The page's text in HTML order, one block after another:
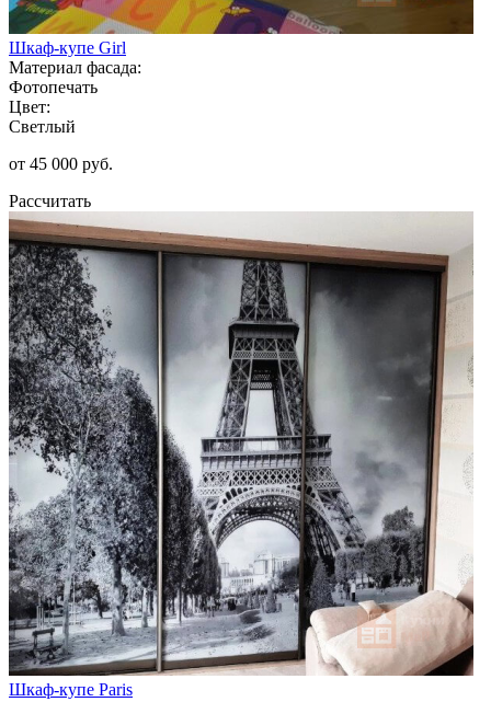
Шкаф-купе Girl
Материал фасада:
Фотопечать
Цвет:
Светлый
от 45 000 руб.
Рассчитать
Шкаф-купе Paris